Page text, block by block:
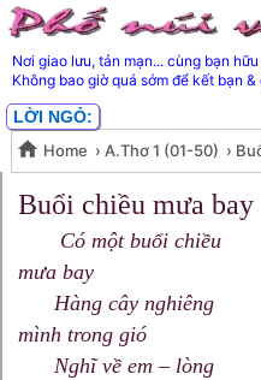
Nơi giao lưu, tản mạn... cùng bạn
Không bao giờ quá sớm để kết bạn
LỜI NGỎ:
Home › A.Thơ 1 (01-50) ›
Buổi chiều
Buổi chiều mưa bay
Có một buổi chiều
mưa bay
Hàng cây nghiêng
mình trong gió
Nghĩ về em – lòng